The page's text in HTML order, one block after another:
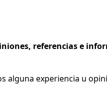
referencias e
alguna experiencia u